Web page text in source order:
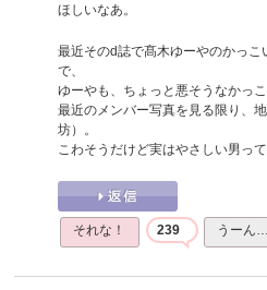
ほしいなあ。
最近そのd誌で髙木ゆーやのかっ
で、
ゆーやも、ちょっと悪そうなかっ
最近のメンバー写真を見る限り、
坊）。
こわそうだけど実はやさしい男っ
それな！ 239 うーん…